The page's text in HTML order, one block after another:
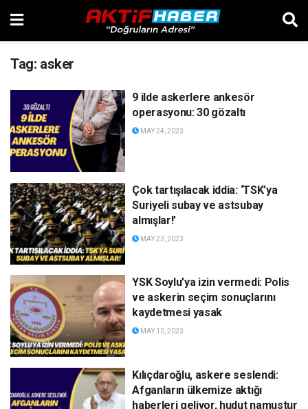
Tag: asker
9 ilde askerlere ankesör
operasyonu: 30 gözaltı
MAY 24, 2023
Çok tartışılacak iddia: ‘TSK’ya
Suriyeli subay ve astsubay
almışlar!’
MAY 23, 2023
YSK Soylu’ya izin vermedi: Polis
ve askerin seçim sonuçlarını
kaydetmesi yasak
MAY 10, 2023
Kılıçdaroğlu, askere seslendi:
Afganların ülkemize aktığı
haberleri geliyor, hudut namustur